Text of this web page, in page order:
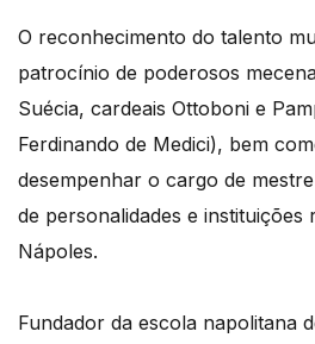
O reconhecimento do talento
patrocínio de poderosos
Suécia, cardeais Ottoboni e
Ferdinando de Medici), bem
desempenhar o cargo de
de personalidades e instituições
Nápoles.
Fundador da escola napolitana